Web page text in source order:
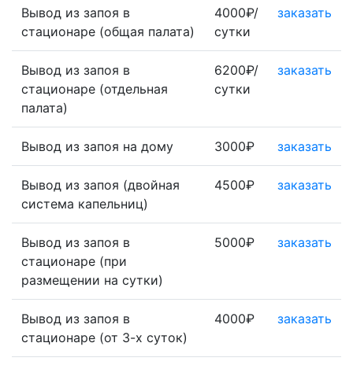
Вывод из запоя в
стационаре (общая палата)
4000₽/
сутки
заказать
Вывод из запоя в
стационаре (отдельная
палата)
6200₽/
сутки
заказать
Вывод из запоя на дому 3000₽ заказать
Вывод из запоя (двойная
система капельниц)
4500₽ заказать
Вывод из запоя в
стационаре (при
размещении на сутки)
5000₽ заказать
Вывод из запоя в
стационаре (от 3-х суток)
4000₽ заказать